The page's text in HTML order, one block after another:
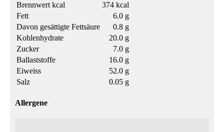
Brennwert kcal
374 kcal
Fett
6.0 g
Davon gesättigte Fettsäure
0.8 g
Kohlenhydrate
20.0 g
Zucker
7.0 g
Ballaststoffe
16.0 g
Eiweiss
52.0 g
Salz
0.05 g
Allergene